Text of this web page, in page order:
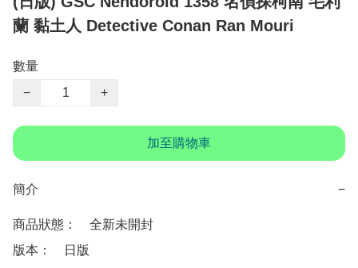
蘭 黏土人 Detective Conan Ran Mouri
數量
−
+
加至購物車
簡介 −
商品狀態：　全新未開封
版本：　日版